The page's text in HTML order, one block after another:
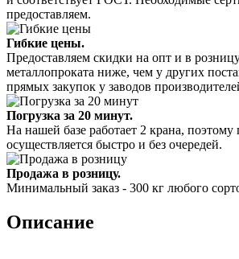
предоставляем.
Гибкие цены.
Предоставляем скидки на опт и в
металлопроката ниже, чем у других
прямых закупок у заводов
Погрузка за 20 минут.
На нашей базе работает 2 крана, поэтому
осуществляется быстро и без очередей.
Продажа в розницу.
Минимальный заказ - 300 кг любого
Описание